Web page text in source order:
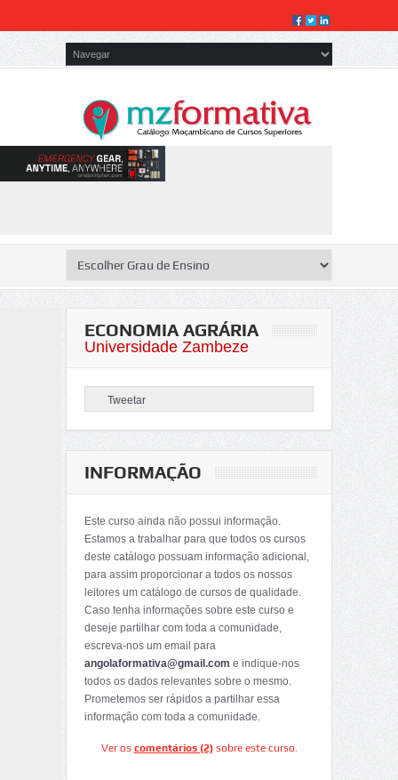
ECONOMIA AGRÁRIA
Universidade Zambeze
Tweetar
INFORMAÇÃO
Este curso ainda não possui informação.
Estamos a trabalhar para que todos os cursos
deste catálogo possuam informação adicional,
para assim proporcionar a todos os nossos
leitores um catálogo de cursos de qualidade.
Caso tenha informações sobre este curso e
deseje partilhar com toda a comunidade,
escreva-nos um email para
angolaformativa@gmail.com e indique-nos
todos os dados relevantes sobre o mesmo.
Prometemos ser rápidos a partilhar essa
informação com toda a comunidade.
Ver os comentários (2)sobre este curso.